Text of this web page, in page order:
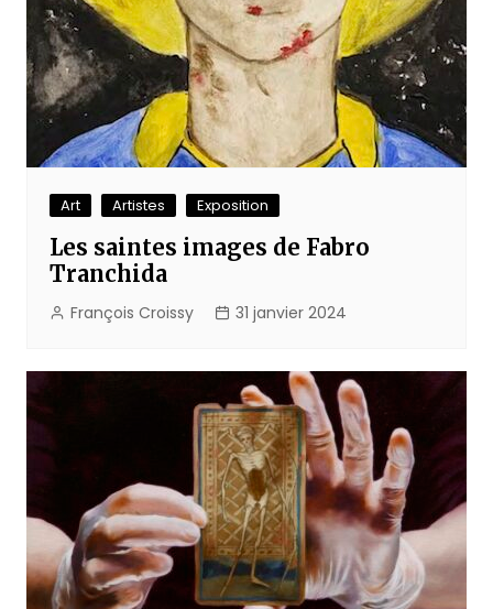
Art Artistes Exposition
Les saintes images de Fabro
Tranchida
François Croissy 31 janvier 2024